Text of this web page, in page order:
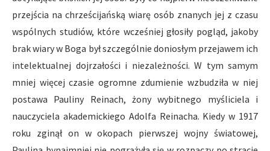
przejścia na chrześcijańską wiarę osób znanych jej z czasu
wspólnych studiów, które wcześniej głosiły pogląd, jakoby
brak wiary w Boga był szczególnie doniosłym przejawem ich
intelektualnej dojrzałości i niezależności. W tym samym
mniej więcej czasie ogromne zdumienie wzbudziła w niej
postawa Pauliny Reinach, żony wybitnego myśliciela i
nauczyciela akademickiego Adolfa Reinacha. Kiedy w 1917
roku zginął on w okopach pierwszej wojny światowej,